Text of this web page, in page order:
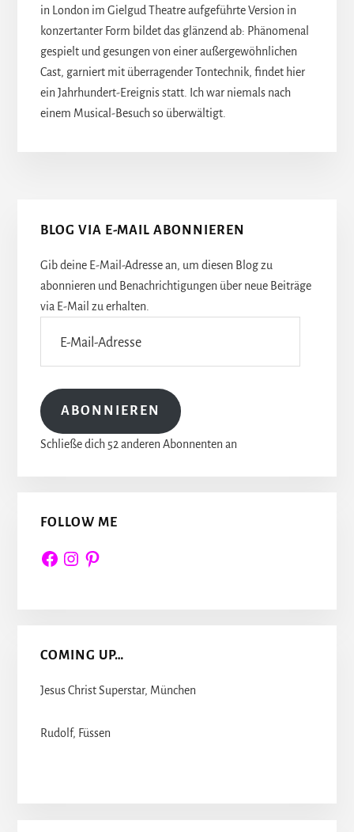
in London im Gielgud Theatre aufgeführte Version in
konzertanter Form bildet das glänzend ab: Phänomenal
gespielt und gesungen von einer außergewöhnlichen
Cast, garniert mit überragender Tontechnik, findet hier
ein Jahrhundert-Ereignis statt. Ich war niemals nach
einem Musical-Besuch so überwältigt.
Seitenspalte
BLOG VIA E-MAIL ABONNIEREN
Gib deine E-Mail-Adresse an, um diesen Blog zu
abonnieren und Benachrichtigungen über neue Beiträge
via E-Mail zu erhalten.
Mail-
Adresse
ABONNIEREN
Schließe dich 52 anderen Abonnenten an
FOLLOW ME
FacebookInstagram
Pinterest
COMING UP…
Jesus Christ Superstar, München
Rudolf, Füssen